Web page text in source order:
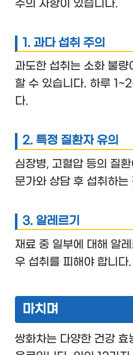
주의 사항이 있습니다.
1. 과다 섭취 주의
과도한 섭취는 소화 불량
할 수 있습니다. 하루
다.
2. 특정 질환자 유의
심장병, 고혈압 등의 질
문가와 상담 후 섭취하는
3. 알레르기
재료 중 일부에 대해 알
우 섭취를 피해야 합니다.
마치며
쌍화차는 다양한 건강 효